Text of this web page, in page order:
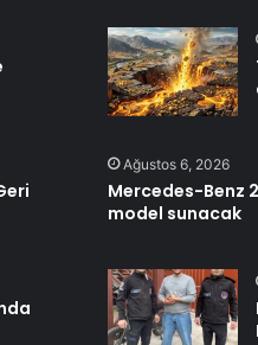
Ağustos 6, 2026
Mercedes-Benz
model sunacak